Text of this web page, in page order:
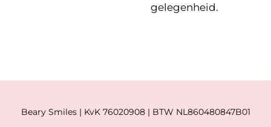
gelegenheid.
Beary Smiles | KvK 76020908 | BTW NL860480847B01